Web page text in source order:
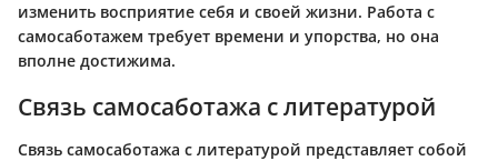
изменить восприятие себя и своей жизни. Работа с
самосаботажем требует времени и упорства, но она
вполне достижима.
Связь самосаботажа с литературой
Связь самосаботажа с литературой представляет собой